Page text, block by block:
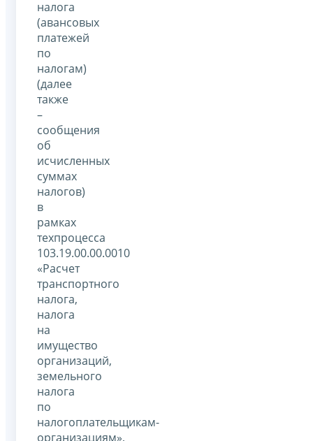
налога
(авансовых
платежей
по
налогам)
(далее
также
–
сообщения
об
исчисленных
суммах
налогов)
в
рамках
техпроцесса
103.19.00.00.0010
«Расчет
транспортного
налога,
налога
на
имущество
организаций,
земельного
налога
по
налогоплательщикам-
организациям»,